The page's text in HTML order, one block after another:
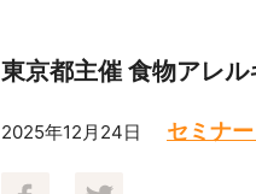
東京都主催 食物アレ
2025年12月24日 セミナ